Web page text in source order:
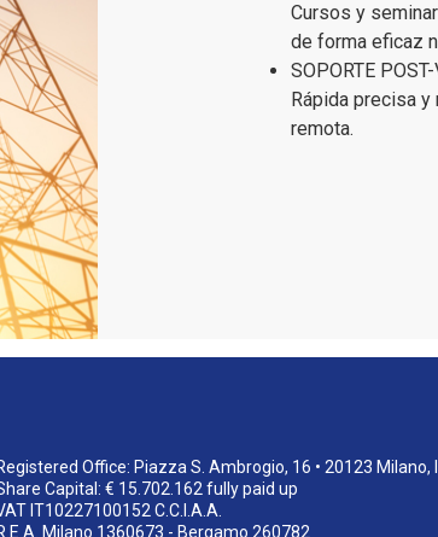
Cursos y
de forma eficaz
SOPORTE
Rápida precisa y
remota.
Office: Piazza S. Ambrogio, 16 • 20123 Milano,
Capital: € 15.702.162 fully paid up
IT10227100152 C.C.I.A.A.
Milano 1360673 - Bergamo 260782